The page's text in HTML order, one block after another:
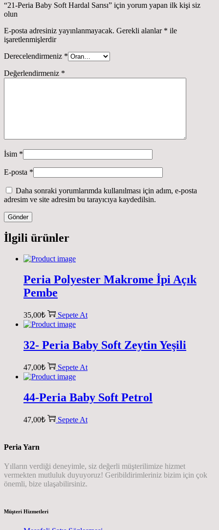
“21-Peria Baby Soft Hardal Sarısı” için yorum yapan ilk kişi siz
olun
E-posta adresiniz yayınlanmayacak. Gerekli alanlar * ile
işaretlenmişlerdir
Derecelendirmeniz *
Değerlendirmeniz *
İsim *
E-posta *
Daha sonraki yorumlarımda kullanılması için adım, e-posta
adresim ve site adresim bu tarayıcıya kaydedilsin.
İlgili ürünler
Peria Polyester Makrome İpi Açık
Pembe
35,00₺ Sepete At
32- Peria Baby Soft Zeytin Yeşili
47,00₺ Sepete At
44-Peria Baby Soft Petrol
47,00₺ Sepete At
Peria Yarn
Yılların verdiği deneyimle, siz değerli müşterilimize hizmet
vermekten mutluluk duyuyoruz! Geribildirimleriniz bizim için çok
önemli, bize ulaşabilirsiniz.
Müşteri Hizmetleri